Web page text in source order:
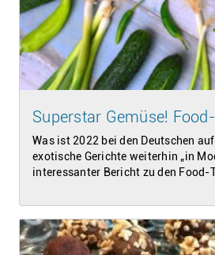
Superstar Gemüse!
Was ist 2022 bei den Deutschen
exotische Gerichte weiterhin „in
interessanter Bericht zu den Food-